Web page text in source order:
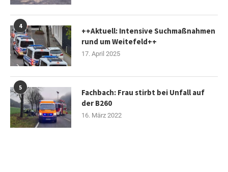
4
++Aktuell: Intensive Suchmaßnahmen
rund um Weitefeld++
17. April 2025
5
Fachbach: Frau stirbt bei Unfall auf
der B260
16. März 2022